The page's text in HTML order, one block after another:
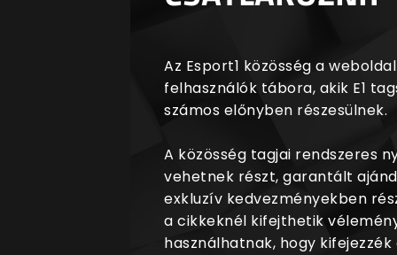
Az Esport1 közösség a
felhasználók tábora, akik E1
számos előnyben részesülnek.
A közösség tagjai rendszeres
vehetnek részt, garantált
exkluzív kedvezményekben
a cikkeknél kifejthetik
használhatnak, hogy